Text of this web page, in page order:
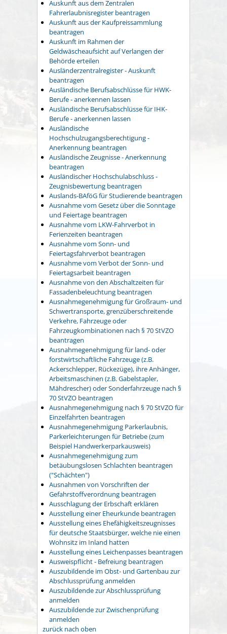
Auskunft aus dem Zentralen
Fahrerlaubnisregister beantragen
Auskunft aus der Kaufpreissammlung
beantragen
Auskunft im Rahmen der
Geldwäscheaufsicht auf Verlangen der
Behörde erteilen
Ausländerzentralregister - Auskunft
beantragen
Ausländische Berufsabschlüsse für HWK-
Berufe - anerkennen lassen
Ausländische Berufsabschlüsse für IHK-
Berufe - anerkennen lassen
Ausländische
Hochschulzugangsberechtigung -
Anerkennung beantragen
Ausländische Zeugnisse - Anerkennung
beantragen
Ausländischer Hochschulabschluss -
Zeugnisbewertung beantragen
Auslands-BAföG für Studierende beantragen
Ausnahme vom Gesetz über die Sonntage
und Feiertage beantragen
Ausnahme vom LKW-Fahrverbot in
Ferienzeiten beantragen
Ausnahme vom Sonn- und
Feiertagsfahrverbot beantragen
Ausnahme vom Verbot der Sonn- und
Feiertagsarbeit beantragen
Ausnahme von den Abschaltzeiten für
Fassadenbeleuchtung beantragen
Ausnahmegenehmigung für Großraum- und
Schwertransporte, grenzüberschreitende
Verkehre, Fahrzeuge oder
Fahrzeugkombinationen nach § 70 StVZO
beantragen
Ausnahmegenehmigung für land- oder
forstwirtschaftliche Fahrzeuge (z.B.
Ackerschlepper, Rückezüge), ihre Anhänger,
Arbeitsmaschinen (z.B. Gabelstapler,
Mähdrescher) oder Sonderfahrzeuge nach §
70 StVZO beantragen
Ausnahmegenehmigung nach § 70 StVZO für
Einzelfahrten beantragen
Ausnahmegenehmigung Parkerlaubnis,
Parkerleichterungen für Betriebe (zum
Beispiel Handwerkerparkausweis)
Ausnahmegenehmigung zum
betäubungslosen Schlachten beantragen
("Schächten")
Ausnahmen von Vorschriften der
Gefahrstoffverordnung beantragen
Ausschlagung der Erbschaft erklären
Ausstellung einer Eheurkunde beantragen
Ausstellung eines Ehefähigkeitszeugnisses
für deutsche Staatsbürger, welche nie einen
Wohnsitz im Inland hatten
Ausstellung eines Leichenpasses beantragen
Ausweispflicht - Befreiung beantragen
Auszubildende im Obst- und Gartenbau zur
Abschlussprüfung anmelden
Auszubildende zur Abschlussprüfung
anmelden
Auszubildende zur Zwischenprüfung
anmelden
zurück nach oben